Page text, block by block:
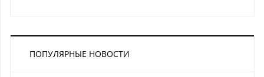
ПОПУЛЯРНЫЕ НОВОСТИ